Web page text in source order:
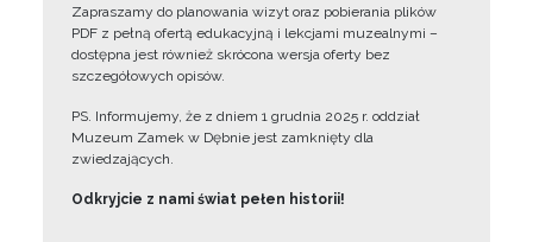
Zapraszamy do planowania wizyt oraz pobierania plików
PDF z pełną ofertą edukacyjną i lekcjami muzealnymi –
dostępna jest również skrócona wersja oferty bez
szczegółowych opisów.
PS. Informujemy, że z dniem 1 grudnia 2025 r. oddział
Muzeum Zamek w Dębnie jest zamknięty dla
zwiedzających.
Odkryjcie z nami świat pełen historii!